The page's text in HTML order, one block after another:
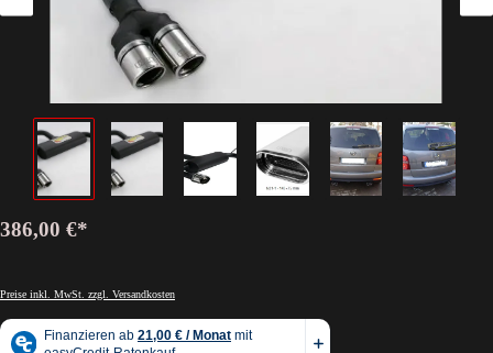
386,00 €*
Preise inkl. MwSt. zzgl. Versandkosten